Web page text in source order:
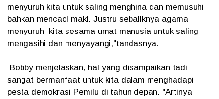
menyuruh kita untuk saling menghina dan memusuhi
bahkan mencaci maki. Justru sebaliknya agama
menyuruh kita sesama umat manusia untuk saling
mengasihi dan menyayangi,"tandasnya.
Bobby menjelaskan, hal yang disampaikan tadi
sangat bermanfaat untuk kita dalam menghadapi
pesta demokrasi Pemilu di tahun depan. "Artinya